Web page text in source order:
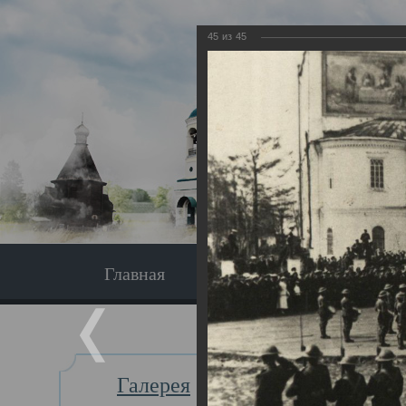
Главная Экскурсия
Галерея
Главная
45 из 45